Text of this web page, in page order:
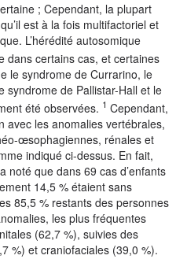
; Cependant, la plupart
est à la fois multifactoriel et
L’hérédité autosomique
dans certains cas, et certaines
le syndrome de Currarino, le
syndrome de Pallistar-Hall et le
été observées. 1 Cependant,
avec les anomalies vertébrales,
œsophagiennes, rénales et
indiqué ci-dessus. En fait,
noté que dans 69 cas d’enfants
14,5 % étaient sans
85,5 % restants des personnes
les plus fréquentes
(62,7 %), suivies des
%) et craniofaciales (39,0 %).